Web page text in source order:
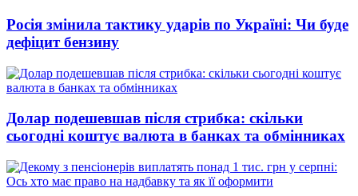
Росія змінила тактику ударів по Україні: Чи буде
дефіцит бензину
Долар подешевшав після стрибка: скільки
сьогодні коштує валюта в банках та обмінниках